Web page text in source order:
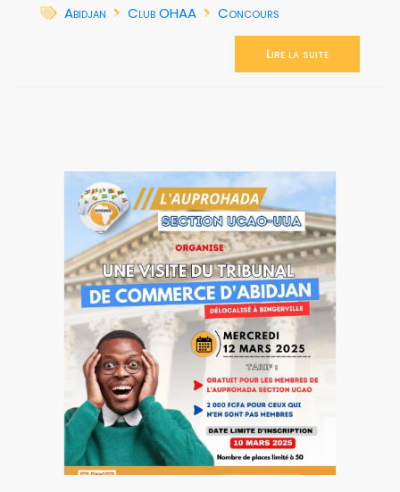
Abidjan Club OHAA Concours
Lire la suite